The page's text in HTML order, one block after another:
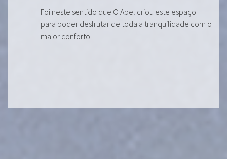
Foi neste sentido que O Abel criou este espaço
para poder desfrutar de toda a tranquilidade com o
maior conforto.